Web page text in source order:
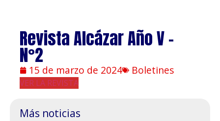
Revista Alcázar Año V –
N°2
15 de marzo de 2024 Boletines
VER LA REVISTA
Más noticias